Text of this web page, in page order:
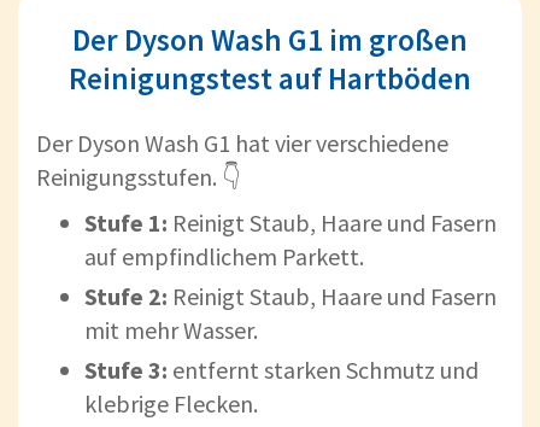
Der Dyson Wash G1 im großen
Reinigungstest auf Hartböden
Der Dyson Wash G1 hat vier verschiedene
Reinigungsstufen. 👇
Stufe 1: Reinigt Staub, Haare und Fasern
auf empfindlichem Parkett.
Stufe 2: Reinigt Staub, Haare und Fasern
mit mehr Wasser.
Stufe 3: entfernt starken Schmutz und
klebrige Flecken.